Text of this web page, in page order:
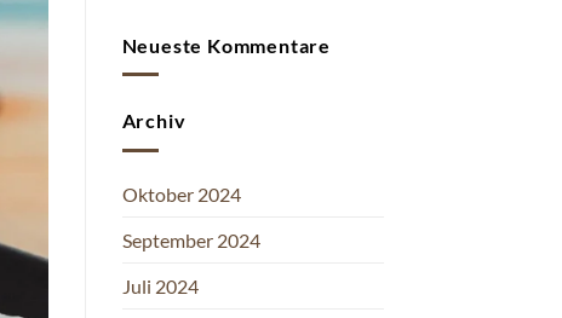
Neueste Kommentare
Archiv
Oktober 2024
September 2024
Juli 2024